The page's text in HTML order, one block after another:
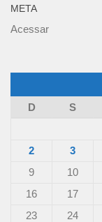
META
Acessar
D
S
2
3
9
10
16
17
23
24